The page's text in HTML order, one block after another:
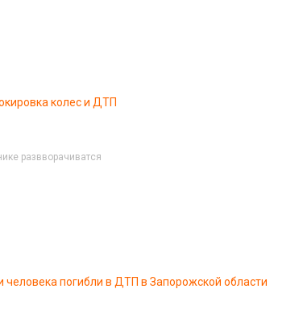
колес и ДТП
развворачиватся
человека погибли в ДТП в Запорожской области